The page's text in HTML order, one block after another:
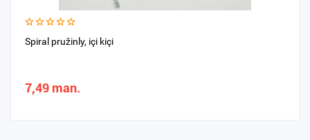
Spiral pružinly, içi kiçi
7,49 man.